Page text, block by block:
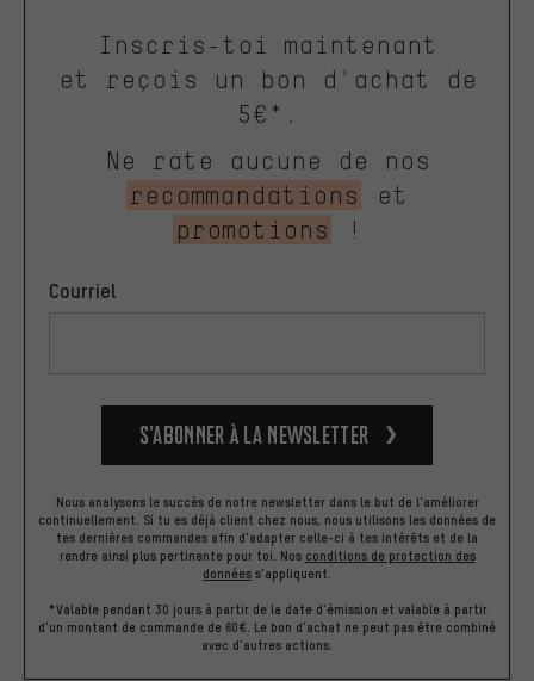
Inscris-toi maintenant
et reçois un bon d'achat de
5€*.
Ne rate aucune de nos
recommandations
et
promotions
!
Courriel
S’abonner à la newsletter
Nous analysons le succès de notre newsletter dans le but de l'améliorer
continuellement. Si tu es déjà client chez nous, nous utilisons les données de
tes dernières commandes afin d'adapter celle-ci à tes intérêts et de la
rendre ainsi plus pertinente pour toi. Nos conditions de protection des
données s'appliquent.
*Valable pendant 30 jours à partir de la date d'émission et valable à partir
d'un montant de commande de 60€. Le bon d'achat ne peut pas être combiné
avec d'autres actions.